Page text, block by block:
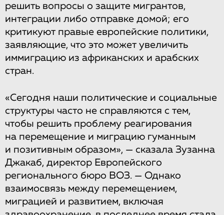
решить вопросы о защите мигрантов,
интеграции либо отправке домой; его
критикуют правые европейские политики,
заявляющие, что это может увеличить
иммиграцию из африканских и арабских
стран.
«Сегодня наши политические и социальные
структуры часто не справляются с тем,
чтобы решить проблему реагирования
на перемещение и миграцию гуманным
и позитивным образом», — сказала Зузанна
Джакаб, директор Европейского
регионального бюро ВОЗ. — Однако
взаимосвязь между перемещением,
миграцией и развитием, включая